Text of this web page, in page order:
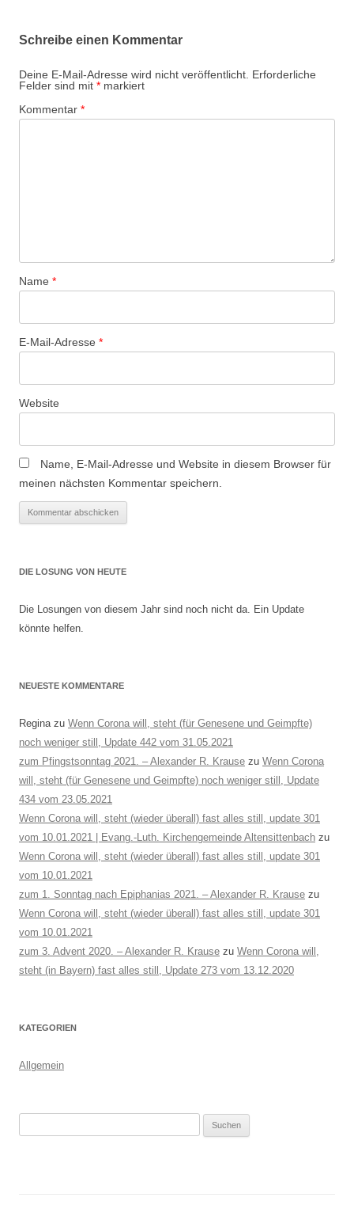
Schreibe einen Kommentar
Deine E-Mail-Adresse wird nicht veröffentlicht. Erforderliche
Felder sind mit * markiert
Kommentar *
Name *
E-Mail-Adresse *
Website
Name, E-Mail-Adresse und Website in diesem Browser für
meinen nächsten Kommentar speichern.
DIE LOSUNG VON HEUTE
Die Losungen von diesem Jahr sind noch nicht da. Ein Update
könnte helfen.
NEUESTE KOMMENTARE
Reginazu Wenn Corona will, steht (für Genesene und Geimpfte)
noch weniger still, Update 442 vom 31.05.2021
zum Pfingstsonntag 2021. – Alexander R. Krause zu Wenn Corona
will, steht (für Genesene und Geimpfte) noch weniger still, Update
434 vom 23.05.2021
Wenn Corona will, steht (wieder überall) fast alles still, update 301
vom 10.01.2021 | Evang.-Luth. Kirchengemeinde Altensittenbach zu
Wenn Corona will, steht (wieder überall) fast alles still, update 301
vom 10.01.2021
zum 1. Sonntag nach Epiphanias 2021. – Alexander R. Krause zu
Wenn Corona will, steht (wieder überall) fast alles still, update 301
vom 10.01.2021
zum 3. Advent 2020. – Alexander R. Krause zu Wenn Corona will,
steht (in Bayern) fast alles still, Update 273 vom 13.12.2020
KATEGORIEN
Allgemein